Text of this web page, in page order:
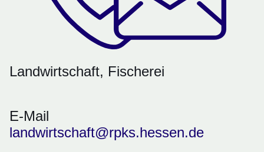
Landwirtschaft, Fischerei
E-Mail
landwirtschaft@rpks.hessen.de